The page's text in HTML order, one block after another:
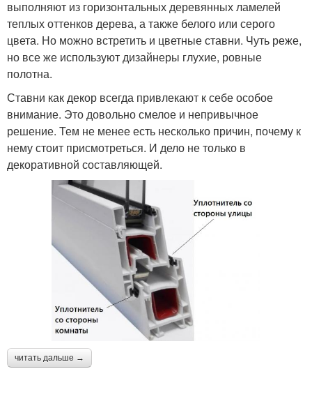
выполняют из горизонтальных деревянных ламелей
теплых оттенков дерева, а также белого или серого
цвета. Но можно встретить и цветные ставни. Чуть реже,
но все же используют дизайнеры глухие, ровные
полотна.
Ставни как декор всегда привлекают к себе особое
внимание. Это довольно смелое и непривычное
решение. Тем не менее есть несколько причин, почему к
нему стоит присмотреться. И дело не только в
декоративной составляющей.
читать дальше →